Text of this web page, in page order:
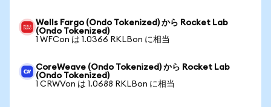
Wells Fargo (Ondo Tokenized) から Rocket Lab
(Ondo Tokenized)
1 WFCon は 1.0366 RKLBon に相当
CoreWeave (Ondo Tokenized) から Rocket Lab
(Ondo Tokenized)
1 CRWVon は 1.0688 RKLBon に相当